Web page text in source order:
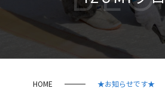
HOME ★お知らせです★